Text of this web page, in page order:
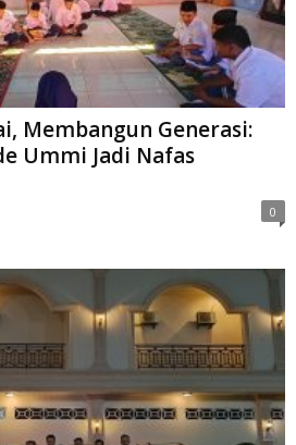
Membangun Generasi:
Ummi Jadi Nafas
0